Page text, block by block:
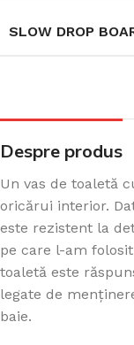
SLOW DROP
Despre produs
Un vas de toaletă
oricărui interior.
este rezistent la
pe care l-am
toaletă este
legate de
baie.